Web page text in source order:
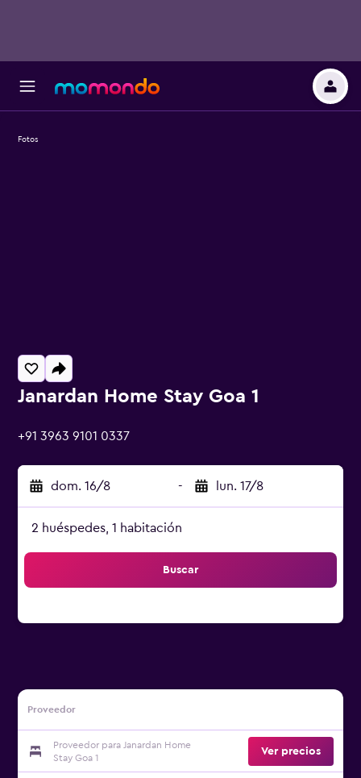
Janardan Home Stay Goa 1
+91 3963 9101 0337
dom. 16/8 - lun. 17/8
2 huéspedes, 1 habitación
Buscar
Proveedor
Proveedor para Janardan Home
Stay Goa 1
Ver precios
Fotos